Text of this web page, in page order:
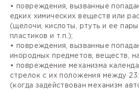
• повреждения, вызванные
едких химических веществ или
(щелочи, кислоты, ртуть и ее
пластиков и т.п.);
• повреждения, вызванные
инородных предметов, веществ,
• повреждение механизма
стрелок с их положения между
(когда задействован механизм